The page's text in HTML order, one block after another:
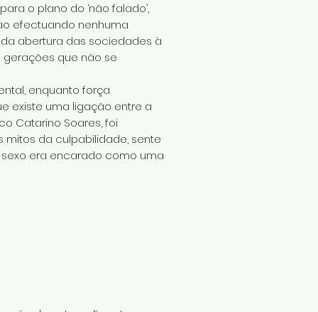
o plano do ‘não falado’,
efectuando nenhuma
abertura das sociedades à
que não se
enquanto força
existe uma ligação entre a
Catarino Soares, foi
mitos da culpabilidade, sente
era encarado como uma